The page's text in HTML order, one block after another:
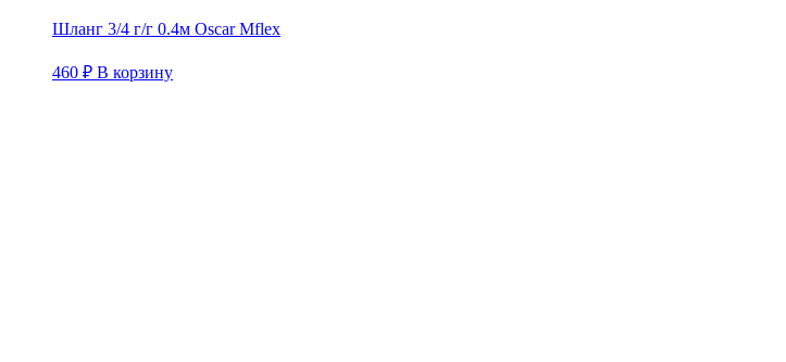
Шланг 3/4 г/г 0.4м Oscar Mflex
460 ₽ В корзину